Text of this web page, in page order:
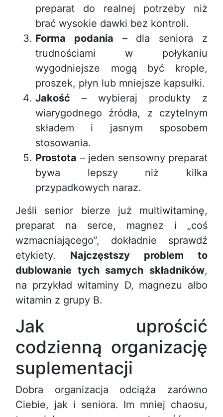
preparat do realnej potrzeby niż
brać wysokie dawki bez kontroli.
Forma podania – dla seniora z
trudnościami w połykaniu
wygodniejsze mogą być krople,
proszek, płyn lub mniejsze kapsułki.
Jakość – wybieraj produkty z
wiarygodnego źródła, z czytelnym
składem i jasnym sposobem
stosowania.
Prostota – jeden sensowny preparat
bywa lepszy niż kilka
przypadkowych naraz.
Jeśli senior bierze już multiwitaminę,
preparat na serce, magnez i „coś
wzmacniającego”, dokładnie sprawdź
etykiety. Najczęstszy problem to
dublowanie tych samych składników,
na przykład witaminy D, magnezu albo
witamin z grupy B.
Jak uprościć
codzienną organizację
suplementacji
Dobra organizacja odciąża zarówno
Ciebie, jak i seniora. Im mniej chaosu,